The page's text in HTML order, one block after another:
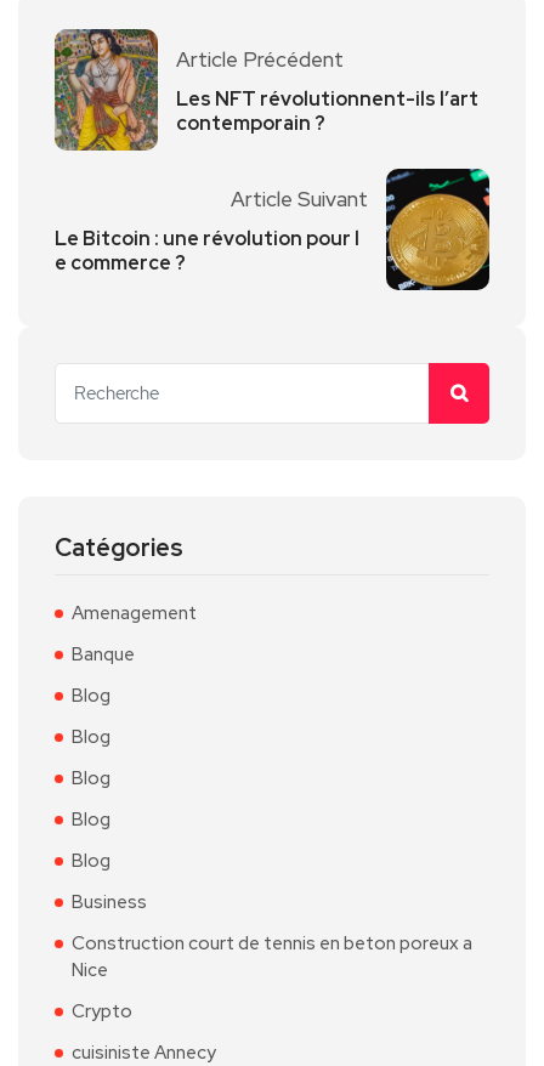
Article Précédent
Les NFT révolutionnent-ils l’art
contemporain ?
Article Suivant
Le Bitcoin : une révolution pour l
e commerce ?
Catégories
Amenagement
Banque
Blog
Blog
Blog
Blog
Blog
Business
Construction court de tennis en beton poreux a
Nice
Crypto
cuisiniste Annecy